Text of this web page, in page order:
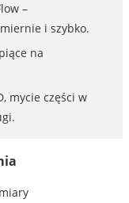
–
i szybko.
na
mycie części w